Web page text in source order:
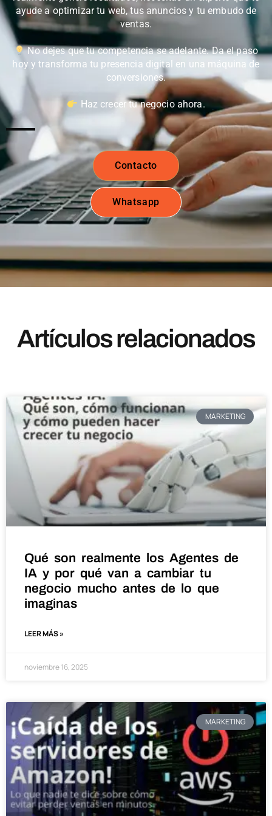
ayude a optimizar tu web, tus anuncios y tu embudo de
ventas.
No dejes que tu competencia se adelante. Da el paso
hoy y transforma tu presencia digital en una máquina de
conversiones.
Haz crecer tu negocio ahora.
Contacto
Whatsapp
Artículos relacionados
MARKETING
Qué son realmente los Agentes de
IA y por qué van a cambiar tu
negocio mucho antes de lo que
imaginas
LEER MÁS »
noviembre 16, 2025
MARKETING